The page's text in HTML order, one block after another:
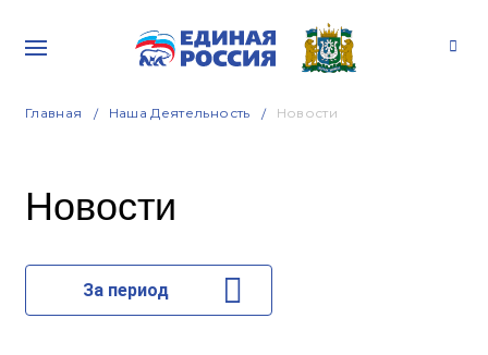
Главная Наша Деятельность Новости
Новости
За период